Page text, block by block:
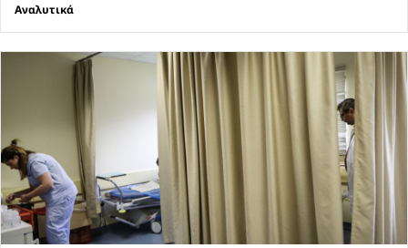
Αναλυτικά